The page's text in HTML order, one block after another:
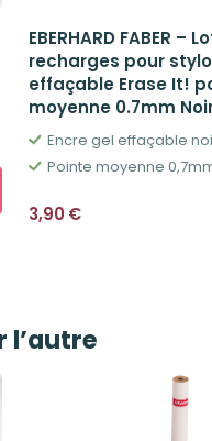
EBERHARD FABER –
recharges pour
effaçable Erase It!
moyenne 0.7mm
Pointe moyenne
3,90 €
l’autre